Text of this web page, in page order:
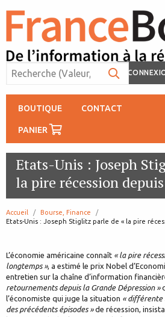
BOUTIQUE CONTACT
PANIER
Etats-Unis : Joseph
la pire récession
Accueil
Bourse, Finance
page:
Etats-Unis : Joseph Stiglitz parle de « la pire
L’économie américaine connaît « la pire
longtemps », a estimé le prix Nobel
entretien sur la chaîne d’information
retournements depuis la Grande Dépression »
l’économiste qui juge la situation « différente
des précédents épisodes »de récession,